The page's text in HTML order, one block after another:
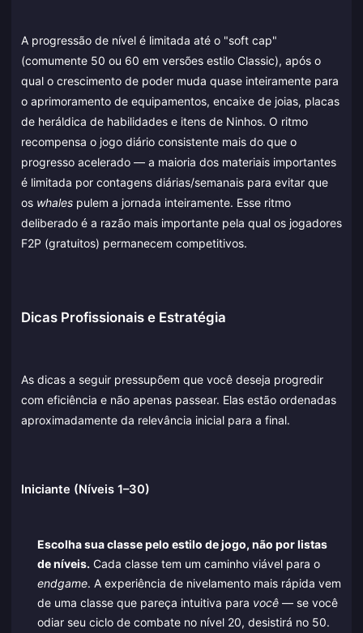
A progressão de nível é limitada até o "soft cap"
(comumente 50 ou 60 em versões estilo Classic), após o
qual o crescimento de poder muda quase inteiramente para
o aprimoramento de equipamentos, encaixe de joias, placas
de heráldica de habilidades e itens de Ninhos. O ritmo
recompensa o jogo diário consistente mais do que o
progresso acelerado — a maioria dos materiais importantes
é limitada por contagens diárias/semanais para evitar que
os whales pulem a jornada inteiramente. Esse ritmo
deliberado é a razão mais importante pela qual os jogadores
F2P (gratuitos) permanecem competitivos.
Dicas Profissionais e Estratégia
As dicas a seguir pressupõem que você deseja progredir
com eficiência e não apenas passear. Elas estão ordenadas
aproximadamente da relevância inicial para a final.
Iniciante (Níveis 1–30)
Escolha sua classe pelo estilo de jogo, não por listas
de níveis. Cada classe tem um caminho viável para o
endgame. A experiência de nivelamento mais rápida vem
de uma classe que pareça intuitiva para você— se você
odiar seu ciclo de combate no nível 20, desistirá no 50.